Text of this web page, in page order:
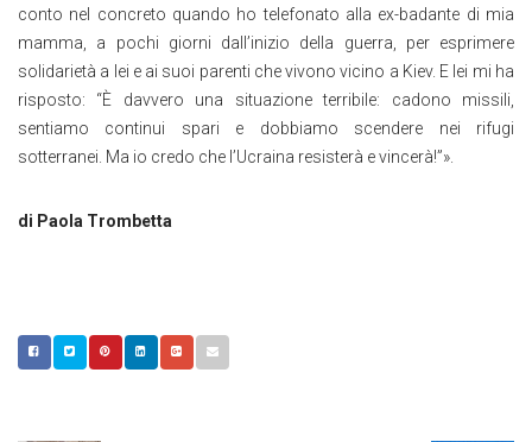
conto nel concreto quando ho telefonato alla ex-badante di mia
mamma, a pochi giorni dall’inizio della guerra, per esprimere
solidarietà a lei e ai suoi parenti che vivono vicino a Kiev. E lei mi ha
risposto: “È davvero una situazione terribile: cadono missili,
sentiamo continui spari e dobbiamo scendere nei rifugi
sotterranei. Ma io credo che l’Ucraina resisterà e vincerà!”».
di Paola Trombetta